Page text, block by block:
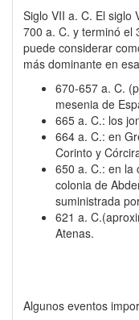
Siglo VII a. C. El siglo VII a. C. comenzó el 1 de enero del
700 a. C. y terminó el
puede considerar
más dominante en
670-657 a. C.
mesenia de
665 a. C.: los
664 a. C.: en
Corinto y
650 a. C.: en la
colonia de
suministrada
621 a.
Atenas.
Algunos eventos